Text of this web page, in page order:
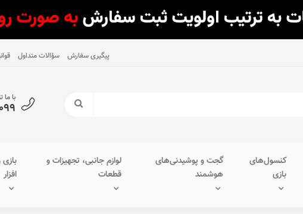
پیگیری سفارش سؤالات متداول
با
کنسول‌های
بازی
گجت و پوشیدنی‌های
هوشمند
لوازم جانبی، تجهیزات و
قطعات
بازی
افزار